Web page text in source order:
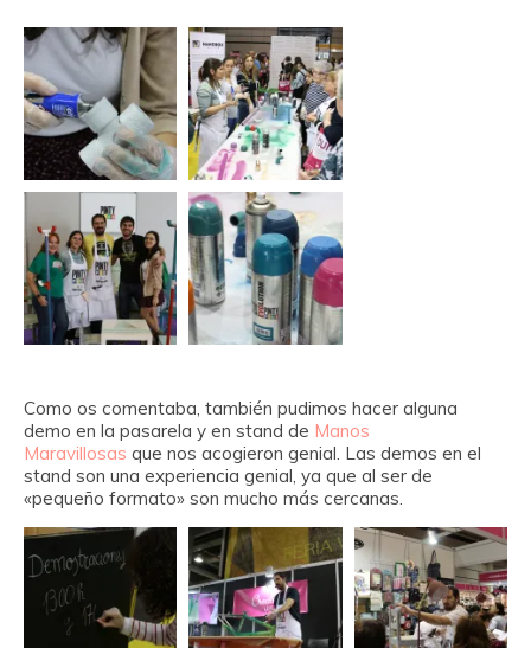
Como os comentaba, también pudimos hacer alguna
demo en la pasarela y en stand de Manos
Maravillosas que nos acogieron genial. Las demos en el
stand son una experiencia genial, ya que al ser de
«pequeño formato» son mucho más cercanas.